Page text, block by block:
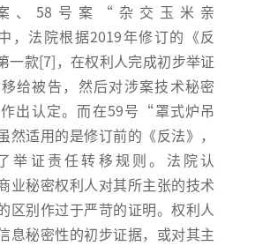
58号案“杂交玉米亲
法院根据2019年修订的《反
一款[7]，在权利人完成初步举证
给被告，然后对涉案技术秘密
出认定。而在59号“罩式炉吊
适用的是修订前的《反法》，
举证责任转移规则。法院认
业秘密权利人对其所主张的技术
区别作过于严苛的证明。权利人
息秘密性的初步证据，或对其主